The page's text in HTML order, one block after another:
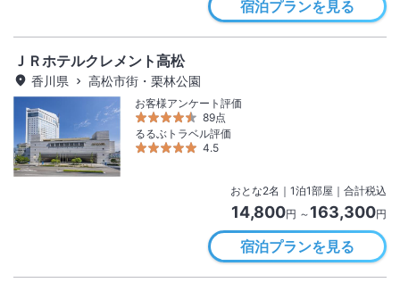
宿泊プランを見る
ＪＲホテルクレメント高松
香川県 高松市街・栗林公園
お客様アンケート評価
89点
るるぶトラベル評価
4.5
おとな2名 ｜ 1泊1部屋｜合計税込
14,800円 ～ 163,300円
宿泊プランを見る